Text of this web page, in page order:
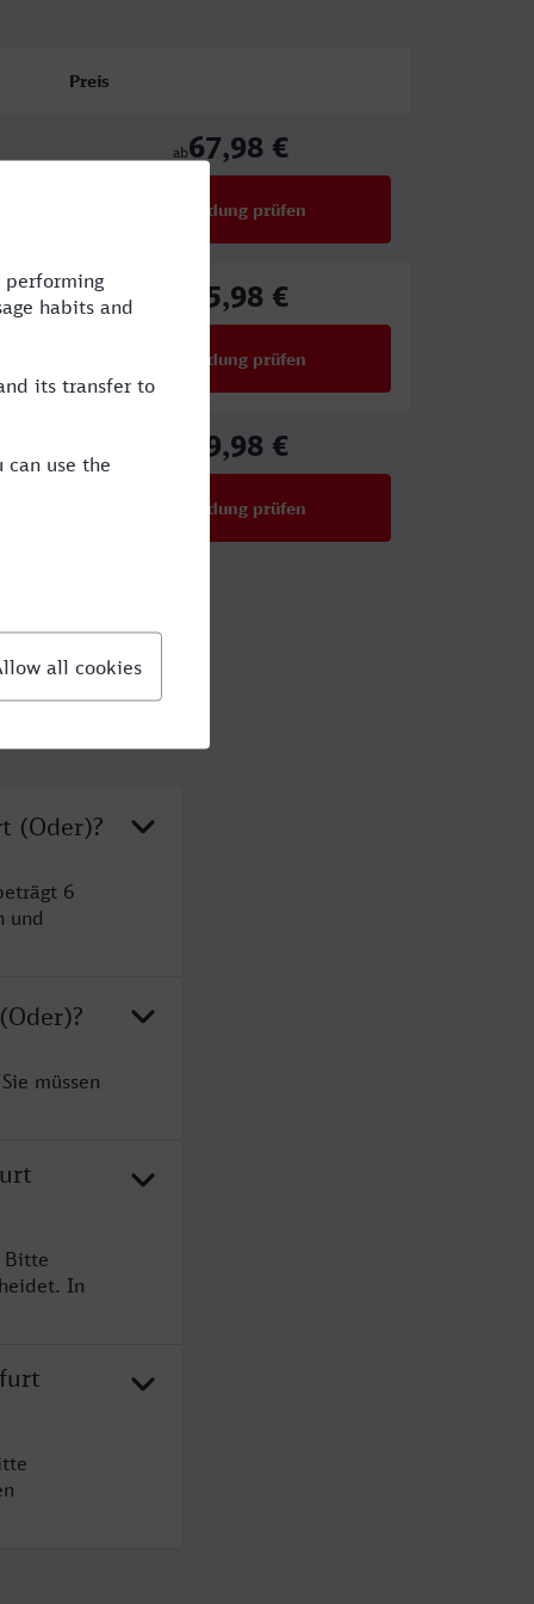
Preis
ab67,98 €
Verbindung prüfen
75,98 €
Verbindung prüfen
69,98 €
Verbindung prüfen
(Oder)?
6
und
müssen
Bitte
In